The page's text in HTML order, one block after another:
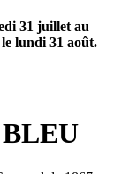
31 juillet au
lundi 31 août.